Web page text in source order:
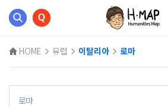
HOME 유럽 이탈리아 로마
로마